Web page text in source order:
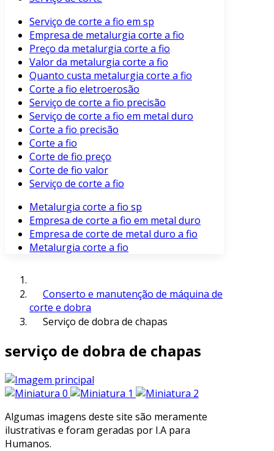
Serviço de corte a fio em sp
Empresa de metalurgia corte a fio
Preço da metalurgia corte a fio
Valor da metalurgia corte a fio
Quanto custa metalurgia corte a fio
Corte a fio eletroerosão
Serviço de corte a fio precisão
Serviço de corte a fio em metal duro
Corte a fio precisão
Corte a fio
Corte de fio preço
Corte de fio valor
Serviço de corte a fio
Metalurgia corte a fio sp
Empresa de corte a fio em metal duro
Empresa de corte de metal duro a fio
Metalurgia corte a fio
Conserto e manutenção de máquina de
corte e dobra
Serviço de dobra de chapas
serviço de dobra de chapas
Algumas imagens deste site são meramente
ilustrativas e foram geradas por I.A para
Humanos.